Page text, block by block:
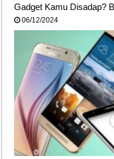
Gadget Kamu Disadap?
06/12/2024